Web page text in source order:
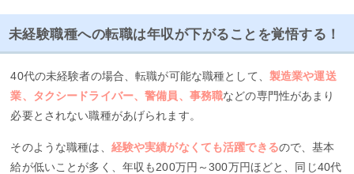
未経験職種への転職は年収が下がることを覚悟する！
40代の未経験者の場合、転職が可能な職種として、 製造業や運送
業、タクシードライバー、警備員、事務職などの専門性があまり
必要とされない職種があげられます。
そのような職種は、 経験や実績がなくても活躍できるので、基本
給が低いことが多く、年収も200万円～300万円ほどと、同じ40代